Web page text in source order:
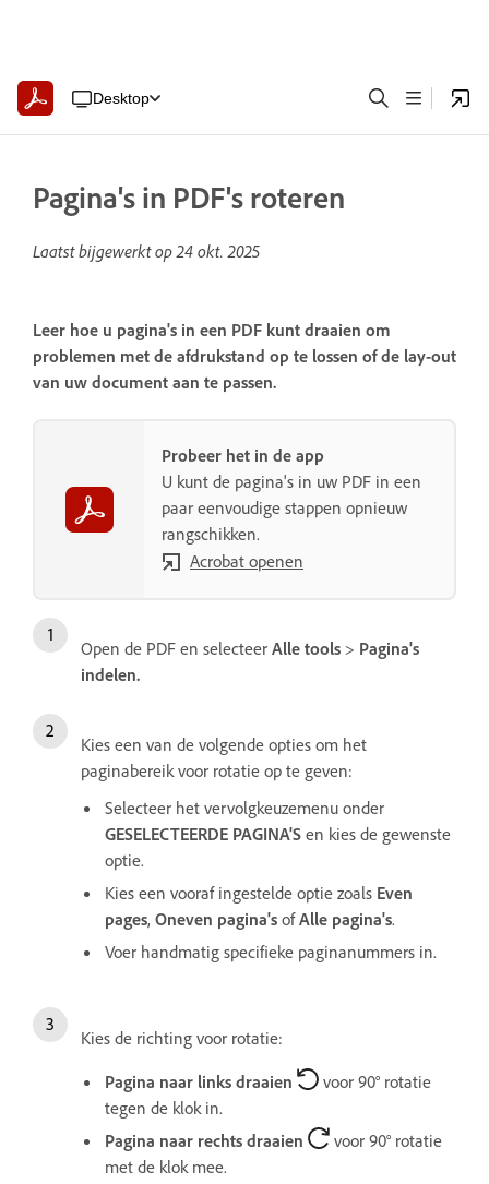
Desktop
Pagina's in PDF's roteren
Laatst bijgewerkt op24 okt. 2025
Leer hoe u pagina's in een PDF kunt draaien om
problemen met de afdrukstand op te lossen of de lay-out
van uw document aan te passen.
Probeer het in de app
U kunt de pagina's in uw PDF in een
paar eenvoudige stappen opnieuw
rangschikken.
Acrobat openen
Open de PDF en selecteer Alle tools > Pagina's
indelen.
Kies een van de volgende opties om het
paginabereik voor rotatie op te geven:
Selecteer het vervolgkeuzemenu onder
GESELECTEERDE PAGINA'S en kies de gewenste
optie.
Kies een vooraf ingestelde optie zoals Even
pages, Oneven pagina's ofAlle pagina's.
Voer handmatig specifieke paginanummers in.
Kies de richting voor rotatie:
Pagina naar links draaien
voor 90° rotatie
tegen de klok in.
Pagina naar rechts draaien
voor 90° rotatie
met de klok mee.